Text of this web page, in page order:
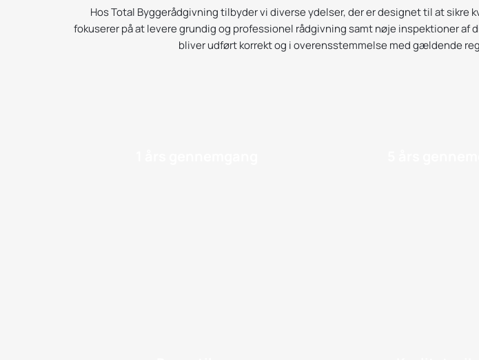
Hos Total Byggerådgivning tilbyder vi diverse ydelser, der er designet til at sikre
fokuserer på at levere grundig og professionel rådgivning samt nøje inspektioner
bliver udført korrekt og i overensstemmelse med gældende